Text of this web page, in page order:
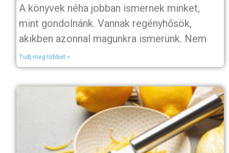
A könyvek néha jobban ismernek minket,
mint gondolnánk. Vannak regényhősök,
akikben azonnal magunkra ismerünk. Nem
Tudj meg többet »